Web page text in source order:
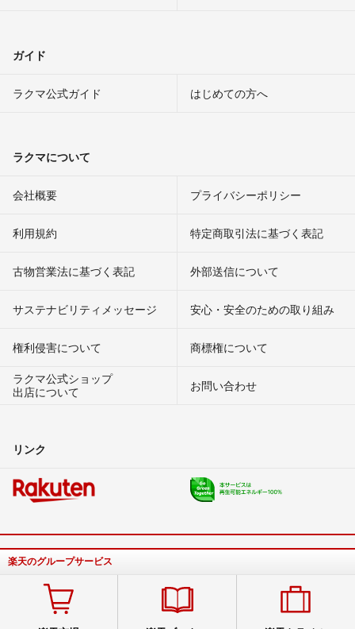
ガイド
ラクマ公式ガイド はじめての方へ
ラクマについて
会社概要 プライバシーポリシー
利用規約 特定商取引法に基づく表記
古物営業法に基づく表記 外部送信について
サステナビリティメッセージ 安心・安全のための取り組み
権利侵害について
商標権について
ラクマ公式ショップ
出店について
お問い合わせ
リンク
楽天のグループサービス